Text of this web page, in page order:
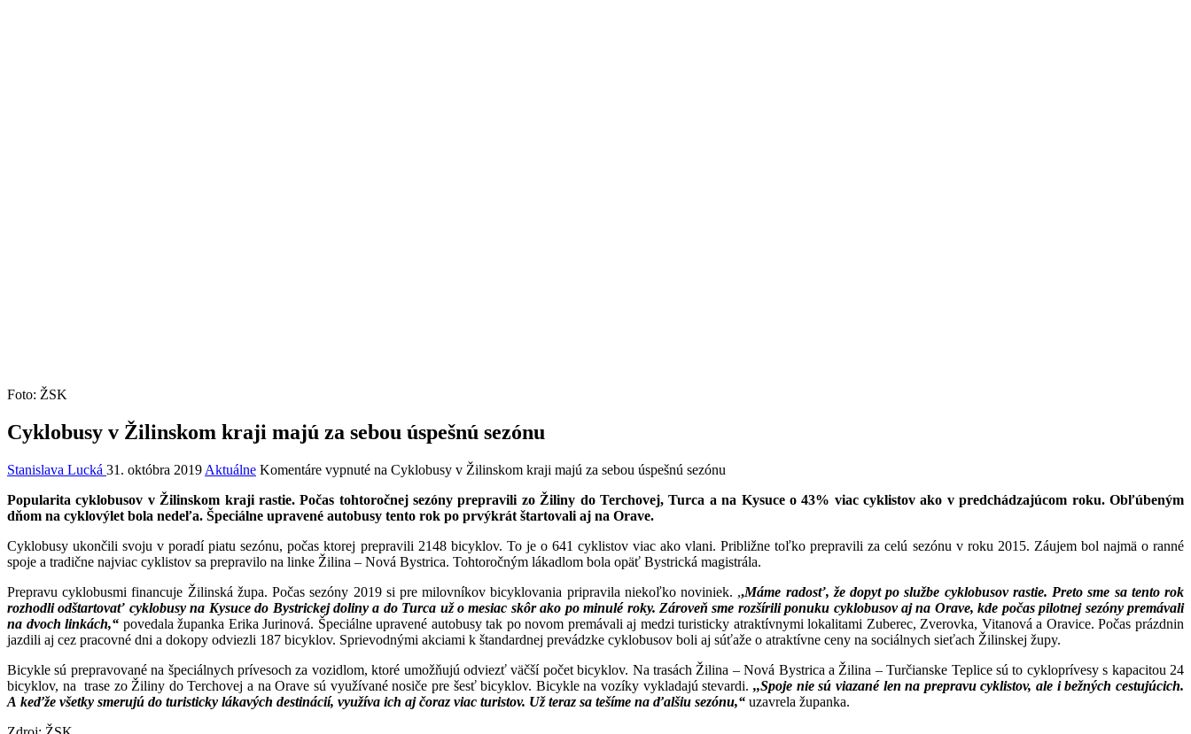
Foto: ŽSK
Cyklobusy v Žilinskom kraji majú za sebou úspešnú sezónu
Stanislava Lucká 31. októbra 2019 Aktuálne Komentáre vypnuté na Cyklobusy v Žilinskom kraji majú za sebou úspešnú sezónu
Popularita cyklobusov v Žilinskom kraji rastie. Počas tohtoročnej sezóny prepravili zo Žiliny do Terchovej, Turca a na Kysuce o 43% viac cyklistov ako v predchádzajúcom roku. Obľúbeným
dňom na cyklovýlet bola nedeľa. Špeciálne upravené autobusy tento rok po prvýkrát štartovali aj na Orave.
Cyklobusy ukončili svoju v poradí piatu sezónu, počas ktorej prepravili 2148 bicyklov. To je o 641 cyklistov viac ako vlani. Približne toľko prepravili za celú sezónu v roku 2015. Záujem bol najmä o ranné
spoje a tradične najviac cyklistov sa prepravilo na linke Žilina – Nová Bystrica. Tohtoročným lákadlom bola opäť Bystrická magistrála.
Prepravu cyklobusmi financuje Žilinská župa. Počas sezóny 2019 si pre milovníkov bicyklovania pripravila niekoľko noviniek. ,,Máme radosť, že dopyt po službe cyklobusov rastie. Preto sme sa tento rok
rozhodli odštartovať cyklobusy na Kysuce do Bystrickej doliny a do Turca už o mesiac skôr ako po minulé roky. Zároveň sme rozšírili ponuku cyklobusov aj na Orave, kde počas pilotnej sezóny premávali
na dvoch linkách,“ povedala županka Erika Jurinová. Špeciálne upravené autobusy tak po novom premávali aj medzi turisticky atraktívnymi lokalitami Zuberec, Zverovka, Vitanová a Oravice. Počas prázdnin
jazdili aj cez pracovné dni a dokopy odviezli 187 bicyklov. Sprievodnými akciami k štandardnej prevádzke cyklobusov boli aj súťaže o atraktívne ceny na sociálnych sieťach Žilinskej župy.
Bicykle sú prepravované na špeciálnych prívesoch za vozidlom, ktoré umožňujú odviezť väčší počet bicyklov. Na trasách Žilina – Nová Bystrica a Žilina – Turčianske Teplice sú to cykloprívesy s kapacitou 24
bicyklov, na trase zo Žiliny do Terchovej a na Orave sú využívané nosiče pre šesť bicyklov. Bicykle na vozíky vykladajú stevardi. ,,Spoje nie sú viazané len na prepravu cyklistov, ale i bežných cestujúcich.
A keďže všetky smerujú do turisticky lákavých destinácií, využíva ich aj čoraz viac turistov. Už teraz sa tešíme na ďalšiu sezónu,“ uzavrela županka.